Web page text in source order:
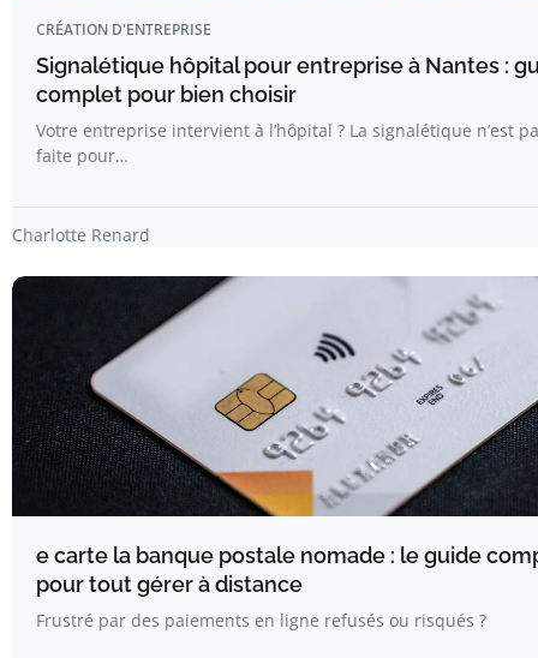
CRÉATION D'ENTREPRISE
Signalétique hôpital pour entreprise à Nantes :
complet pour bien choisir
Votre entreprise intervient à l’hôpital ? La signalétique n’est
faite pour…
Charlotte Renard
e carte la banque postale nomade : le guide
pour tout gérer à distance
Frustré par des paiements en ligne refusés ou risqués ?